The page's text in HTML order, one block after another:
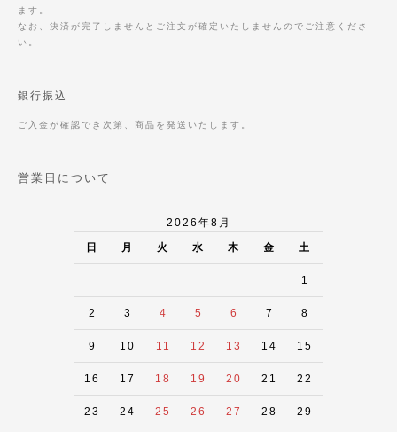
ます。
なお、決済が完了しませんとご注文が確定いたしませんのでご注意くださ
い。
銀行振込
ご入金が確認でき次第、商品を発送いたします。
営業日について
2026年8月
日 月 火 水 木 金 土
1
2 3 4 5 6 7 8
9 10 11 12 13 14 15
16 17 18 19 20 21 22
23 24 25 26 27 28 29